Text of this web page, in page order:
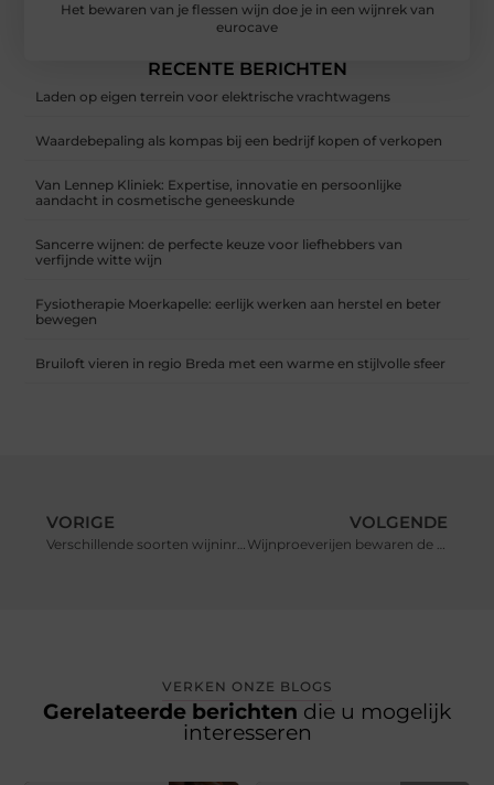
Het bewaren van je flessen wijn doe je in een wijnrek van
eurocave
RECENTE BERICHTEN
Laden op eigen terrein voor elektrische vrachtwagens
Waardebepaling als kompas bij een bedrijf kopen of verkopen
Van Lennep Kliniek: Expertise, innovatie en persoonlijke
aandacht in cosmetische geneeskunde
Sancerre wijnen: de perfecte keuze voor liefhebbers van
verfijnde witte wijn
Fysiotherapie Moerkapelle: eerlijk werken aan herstel en beter
bewegen
Bruiloft vieren in regio Breda met een warme en stijlvolle sfeer
VORIGE
Verschillende soorten wijninrichtingen bij Eurocave
VOLGENDE
Wijnproeverijen bewaren de flessen wijn in de wijnkelder koeling
VERKEN ONZE BLOGS
Gerelateerde berichten die u mogelijk
interesseren